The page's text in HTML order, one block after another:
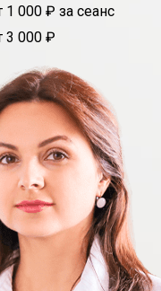
1 000 ₽ за сеанс
3 000 ₽